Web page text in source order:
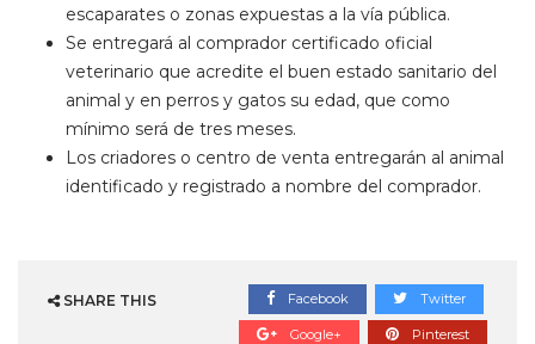
escaparates o zonas expuestas a la vía pública.
Se entregará al comprador certificado oficial
veterinario que acredite el buen estado sanitario del
animal y en perros y gatos su edad, que como
mínimo será de tres meses.
Los criadores o centro de venta entregarán al animal
identificado y registrado a nombre del comprador.
SHARE THIS Facebook Twitter
Google+ Pinterest